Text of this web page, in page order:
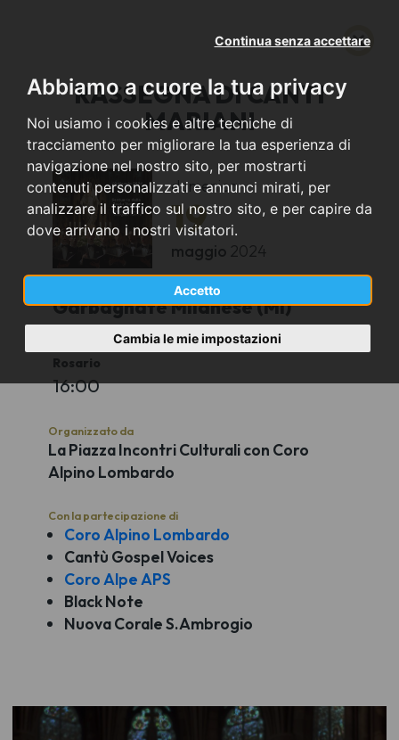
Abbiamo a cuore la tua privacy
Noi usiamo i cookies e altre tecniche di
tracciamento per migliorare la tua esperienza di
navigazione nel nostro sito, per mostrarti
contenuti personalizzati e annunci mirati, per
analizzare il traffico sul nostro sito, e per capire da
dove arrivano i nostri visitatori.
Accetto
Continua senza accettare
Cambia le mie impostazioni
RASSEGNA DI CANTI
MARIANI
domenica
19
maggio 2024
Garbagnate Milanese (MI)
Santuario della Beata Maria Vergine del
Rosario
16:00
Organizzato da
La Piazza Incontri Culturali con Coro
Alpino Lombardo
Con la partecipazione di
Coro Alpino Lombardo
Cantù Gospel Voices
Coro Alpe APS
Black Note
Nuova Corale S.Ambrogio